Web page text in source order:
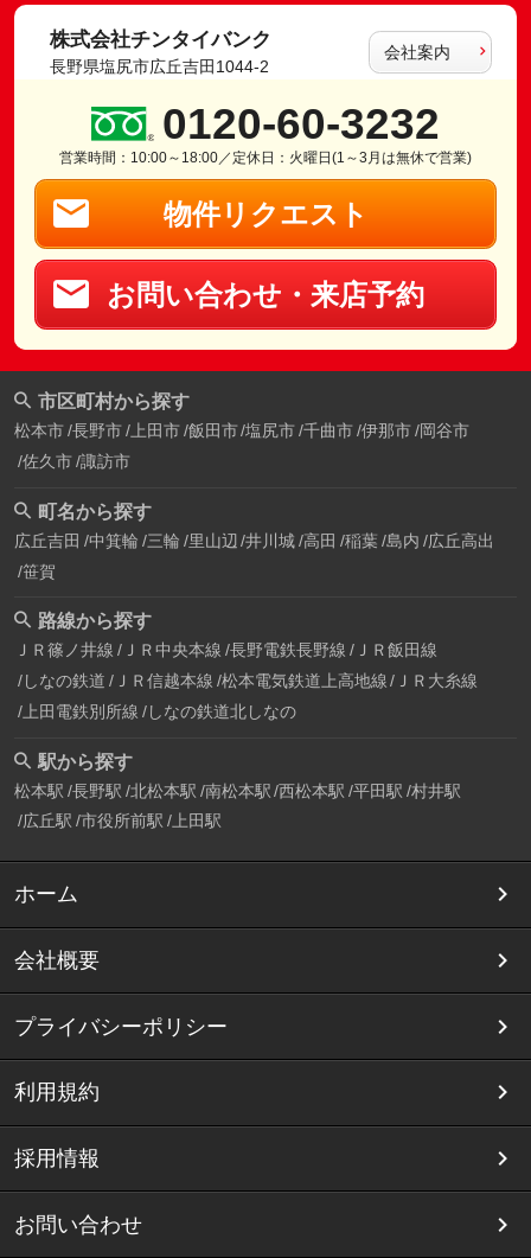
株式会社チンタイバンク
長野県塩尻市広丘吉田1044-2
会社案内
0120-60-3232
営業時間：10:00～18:00／定休日：火曜日(1～3月は無休で営業)
物件リクエスト
お問い合わせ・来店予約
市区町村から探す
松本市 長野市 上田市 飯田市 塩尻市 千曲市 伊那市 岡谷市
佐久市 諏訪市
町名から探す
広丘吉田 中箕輪 三輪 里山辺 井川城 高田 稲葉 島内 広丘高出
笹賀
路線から探す
ＪＲ篠ノ井線 ＪＲ中央本線 長野電鉄長野線 ＪＲ飯田線
しなの鉄道 ＪＲ信越本線 松本電気鉄道上高地線
ＪＲ大糸線
上田電鉄別所線 しなの鉄道北しなの
駅から探す
松本駅 長野駅 北松本駅 南松本駅 西松本駅 平田駅 村井駅
広丘駅 市役所前駅 上田駅
ホーム
会社概要
プライバシーポリシー
利用規約
採用情報
お問い合わせ